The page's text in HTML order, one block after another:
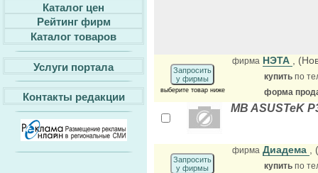
Каталог цен
Рейтинг фирм
Каталог товаров
Услуги портала
Контакты редакции
Запросить
у фирмы
выберите товар ниже
фирма НЭТА ,
купить по
форма
MB ASUSTeK
Запросить
у фирмы
фирма Диадема
купить по